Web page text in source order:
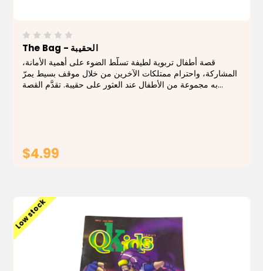
The Bag - الحقيبة
قصة أطفال تربوية لطيفة تسلّط الضوء على أهمية الأمانة،
المشاركة، واحترام ممتلكات الآخرين من خلال موقف بسيط يمرّ
به مجموعة من الأطفال عند العثور على حقيبة. تقدَّم القصة
$4.99
Low stock